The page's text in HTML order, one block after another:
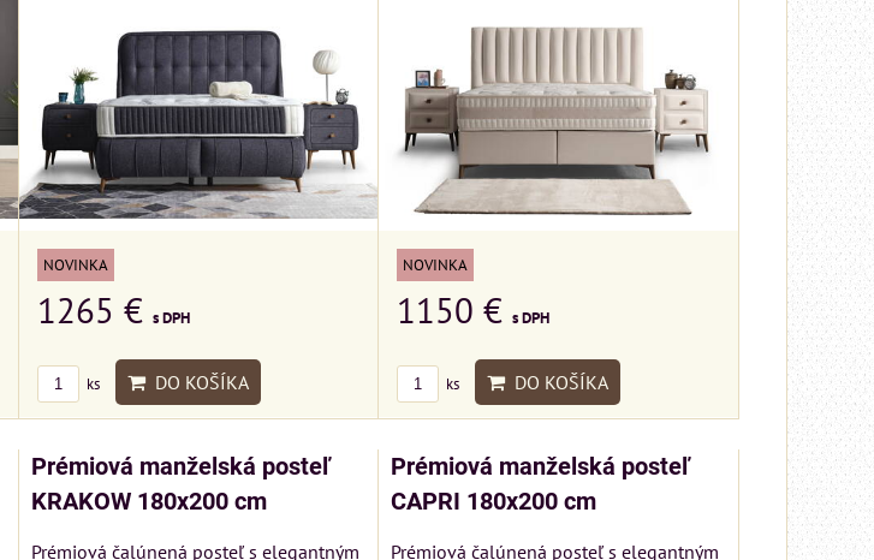
NOVINKA
1265 € s DPH
ks DO KOŠÍKA
NOVINKA
1150 €s DPH
ks DO KOŠÍKA
Prémiová manželská posteľ
KRAKOW 180x200 cm
Prémiová čalúnená posteľ s elegantným
Prémiová manželská posteľ
CAPRI 180x200 cm
Prémiová čalúnená posteľ s elegantným